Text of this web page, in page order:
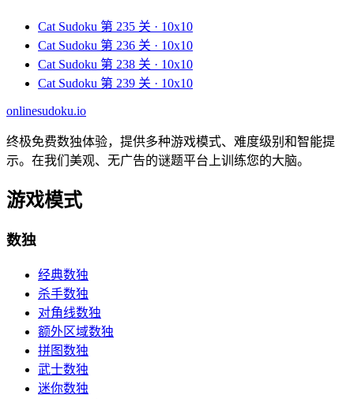
Cat Sudoku 第 235 关 · 10x10
Cat Sudoku 第 236 关 · 10x10
Cat Sudoku 第 238 关 · 10x10
Cat Sudoku 第 239 关 · 10x10
onlinesudoku.io
终极免费数独体验，提供多种游戏模式、难度级别和智能提
示。在我们美观、无广告的谜题平台上训练您的大脑。
游戏模式
数独
经典数独
杀手数独
对角线数独
额外区域数独
拼图数独
武士数独
迷你数独